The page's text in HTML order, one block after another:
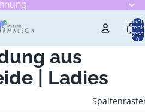
Artikel
0
aus
| Ladies